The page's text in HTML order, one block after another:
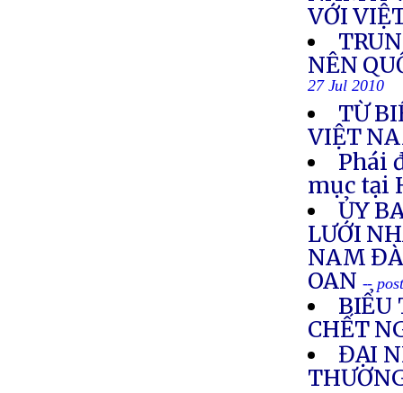
VỚI
NÊN
27 Jul 2010
TỪ
VIỆT
Phái
mục tại
ỦY
LƯỚI
NAM
OAN --
BIỂU
CHẾT
ĐẠI